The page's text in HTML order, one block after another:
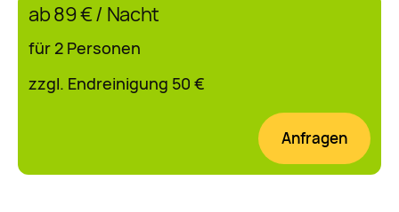
ab 89 € / Nacht
für 2 Personen
zzgl. Endreinigung 50 €
Anfragen